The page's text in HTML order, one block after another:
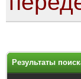
Результаты